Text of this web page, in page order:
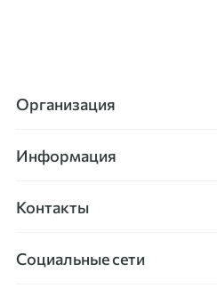
Организация
Информация
Контакты
Социальные сети